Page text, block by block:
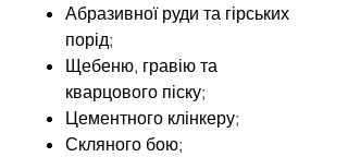
Абразивної руди та гірських
порід;
Щебеню, гравію та
кварцового піску;
Цементного клінкеру;
Скляного бою;